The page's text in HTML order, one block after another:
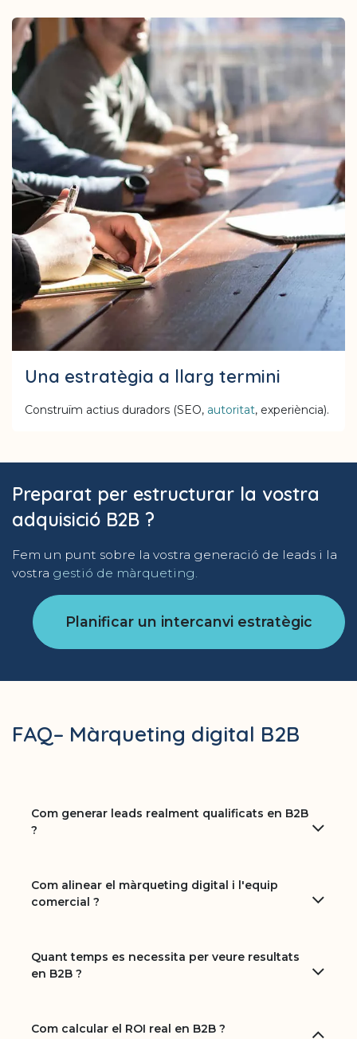
Una estratègia a llarg termini
Construïm actius duradors (SEO, autoritat, experiència).
Preparat per estructurar la vostra
adquisició B2B ?
Fem un punt sobre la vostra generació de leads i la
vostra gestió de màrqueting.
Planificar un intercanvi estratègic
FAQ– Màrqueting digital B2B
Com generar leads realment qualificats en B2B
?
Com alinear el màrqueting digital i l'equip
comercial ?
Quant temps es necessita per veure resultats
en B2B ?
Com calcular el ROI real en B2B ?